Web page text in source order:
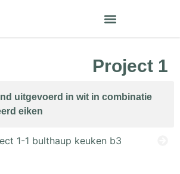
Project 1
uitgevoerd in wit in combinatie
eiken